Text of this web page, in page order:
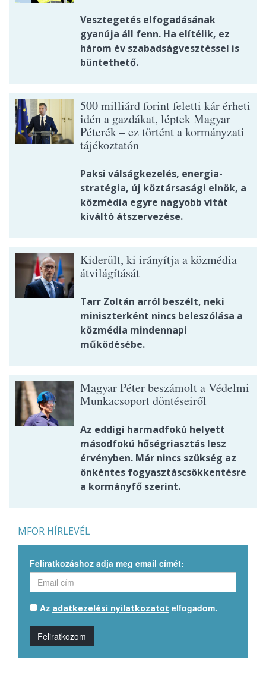
Vesztegetés elfogadásának
gyanúja áll fenn. Ha elítélik, ez
három év szabadságvesztéssel is
büntethető.
500 milliárd forint feletti kár érheti
idén a gazdákat, léptek Magyar
Péterék – ez történt a kormányzati
tájékoztatón
Paksi válságkezelés, energia-
stratégia, új köztársasági elnök, a
közmédia egyre nagyobb vitát
kiváltó átszervezése.
Kiderült, ki irányítja a közmédia
átvilágítását
Tarr Zoltán arról beszélt, neki
miniszterként nincs beleszólása a
közmédia mindennapi
működésébe.
Magyar Péter beszámolt a Védelmi
Munkacsoport döntéseiről
Az eddigi harmadfokú helyett
másodfokú hőségriasztás lesz
érvényben. Már nincs szükség az
önkéntes fogyasztáscsökkentésre
a kormányfő szerint.
MFOR HÍRLEVÉL
Feliratkozáshoz adja meg email címét:
Az adatkezelési nyilatkozatot elfogadom.
Feliratkozom